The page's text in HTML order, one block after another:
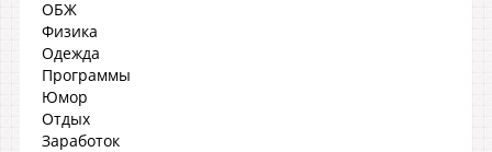
ОБЖ
Физика
Одежда
Программы
Юмор
Отдых
Заработок